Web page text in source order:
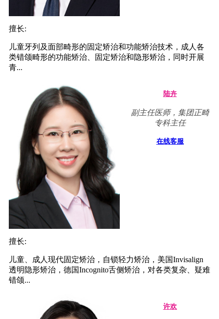
擅长:
儿童牙列及面部畸形的固定矫治和功能矫治技术，成人各
类错颌畸形的功能矫治、固定矫治和隐形矫治，同时开展
青...
陆卉
副主任医师，集团正畸
专科主任
在线客服
擅长:
儿童、成人现代固定矫治，自锁轻力矫治，美国Invisalign
透明隐形矫治，德国Incognito舌侧矫治，对各类复杂、疑难
错颌...
许欢